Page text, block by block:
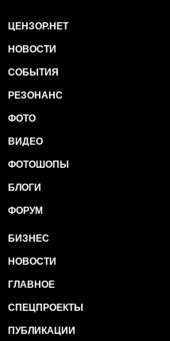
ЦЕНЗОР.НЕТ
НОВОСТИ
СОБЫТИЯ
РЕЗОНАНС
ФОТО
ВИДЕО
ФОТОШОПЫ
БЛОГИ
ФОРУМ
БИЗНЕС
НОВОСТИ
ГЛАВНОЕ
СПЕЦПРОЕКТЫ
ПУБЛИКАЦИИ